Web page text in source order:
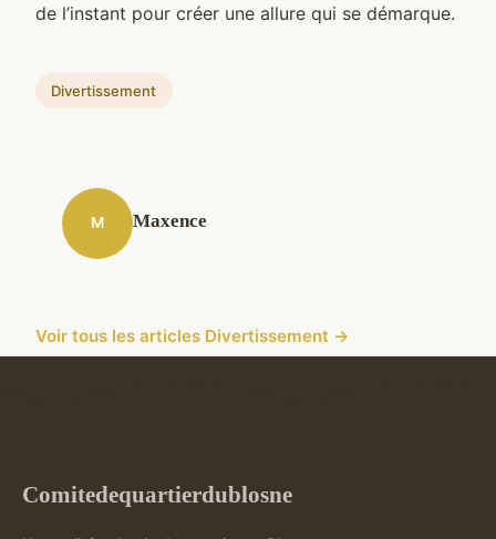
de l’instant pour créer une allure qui se démarque.
Divertissement
M Maxence
Voir tous les articles Divertissement →
Comitedequartierdublosne